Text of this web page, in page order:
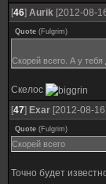
[46] Aurik [2012-08-
Quote (Fulgrim)
Скорей всего. А у тебя
Скелос
[47] Exar [2012-08-
Quote (Fulgrim)
Скорей всего
Точно будет